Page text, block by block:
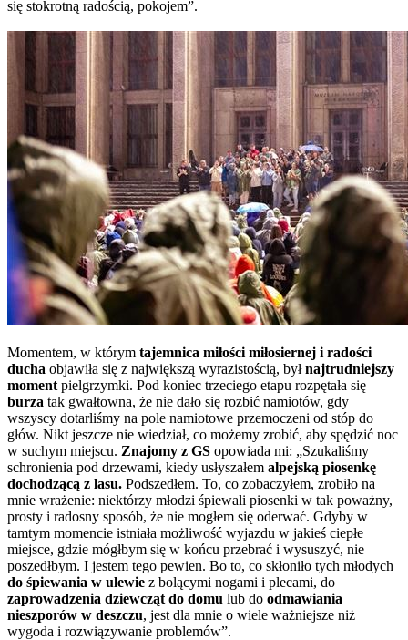
się stokrotną radością, pokojem”.
Momentem, w którym tajemnica miłości miłosiernej i radości
ducha objawiła się z największą wyrazistością, byłnajtrudniejszy
moment pielgrzymki. Pod koniec trzeciego etapu rozpętała się
burza tak gwałtowna, że ​​nie dało się rozbić namiotów, gdy
wszyscy dotarliśmy na pole namiotowe przemoczeni od stóp do
głów. Nikt jeszcze nie wiedział, co możemy zrobić, aby spędzić noc
w suchym miejscu. Znajomy z GS opowiada mi: „Szukaliśmy
schronienia pod drzewami, kiedy usłyszałem alpejską piosenkę
dochodzącą z lasu. Podszedłem. To, co zobaczyłem, zrobiło na
mnie wrażenie: niektórzy młodzi śpiewali piosenki w tak poważny,
prosty i radosny sposób, że nie mogłem się oderwać. Gdyby w
tamtym momencie istniała możliwość wyjazdu w jakieś ciepłe
miejsce, gdzie mógłbym się w końcu przebrać i wysuszyć, nie
poszedłbym. I jestem tego pewien. Bo to, co skłoniło tych młodych
do śpiewania w ulewie z bolącymi nogami i plecami, do
zaprowadzenia dziewcząt do domu lub do odmawiania
nieszporów w deszczu, jest dla mnie o wiele ważniejsze niż
wygoda i rozwiązywanie problemów”.